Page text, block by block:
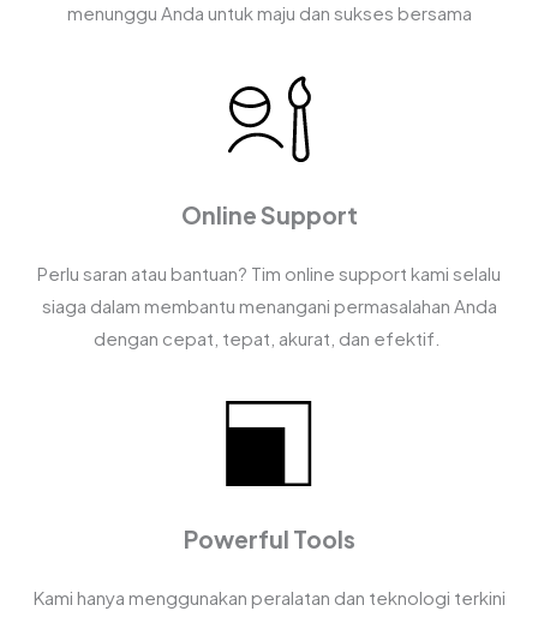
menunggu Anda untuk maju dan sukses bersama
Online Support
Perlu saran atau bantuan? Tim online support kami selalu
siaga dalam membantu menangani permasalahan Anda
dengan cepat, tepat, akurat, dan efektif.
Powerful Tools
Kami hanya menggunakan peralatan dan teknologi terkini